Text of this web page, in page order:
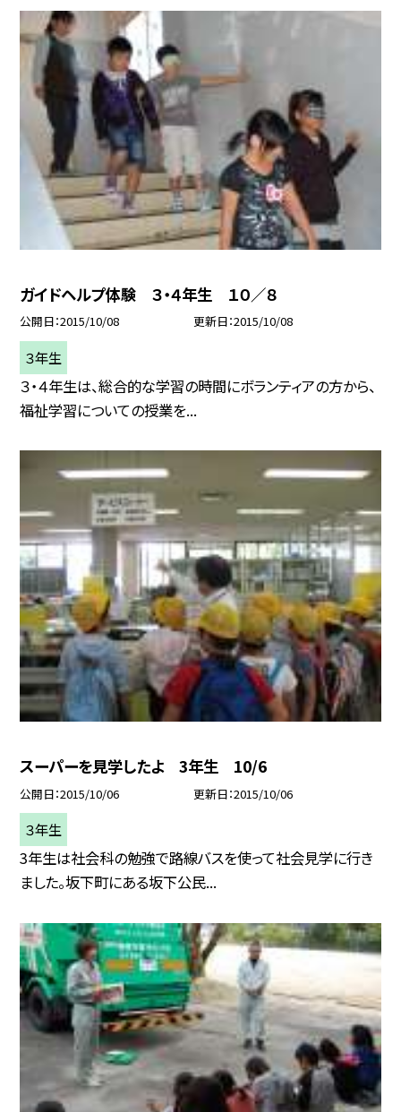
ガイドヘルプ体験 ３・４年生 １０／８
公開日 2015/10/08 更新日 2015/10/08
３年生
３・４年生は、総合的な学習の時間にボランティアの方から、
福祉学習についての授業を...
スーパーを見学したよ 3年生 10/6
公開日 2015/10/06 更新日 2015/10/06
３年生
3年生は社会科の勉強で路線バスを使って社会見学に行き
ました。坂下町にある坂下公民...